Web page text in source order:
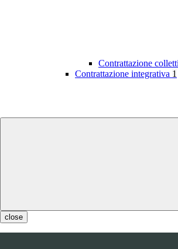
close
Contrattazione
Contrattazione integrativa 1
Costi contratti